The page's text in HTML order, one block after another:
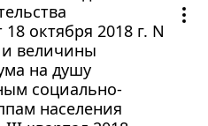
октября 2018 г. N
величины
на душу
социально-
населения